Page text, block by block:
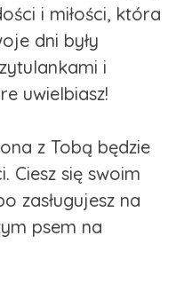
i miłości, która
dni były
i
uwielbiasz!
z Tobą będzie
Ciesz się swoim
zasługujesz na
psem na